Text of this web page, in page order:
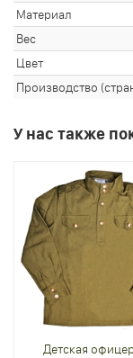
Материал
Вес
Цвет
Производство
У нас также
Детская